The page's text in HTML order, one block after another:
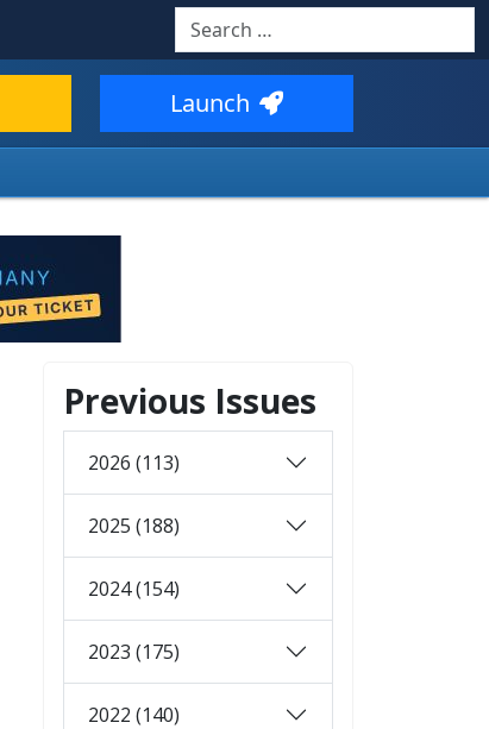
Search
Launch
Previous Issues
2026 (113)
2025 (188)
2024 (154)
2023 (175)
2022 (140)